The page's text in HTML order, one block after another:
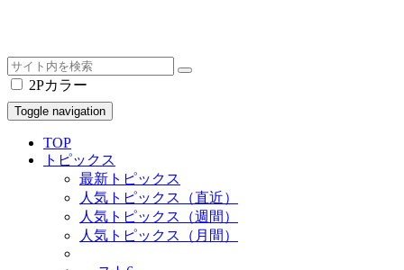
2Pカラー
Toggle navigation
TOP
トピックス
最新トピックス
人気トピックス（直近）
人気トピックス（週間）
人気トピックス（月間）